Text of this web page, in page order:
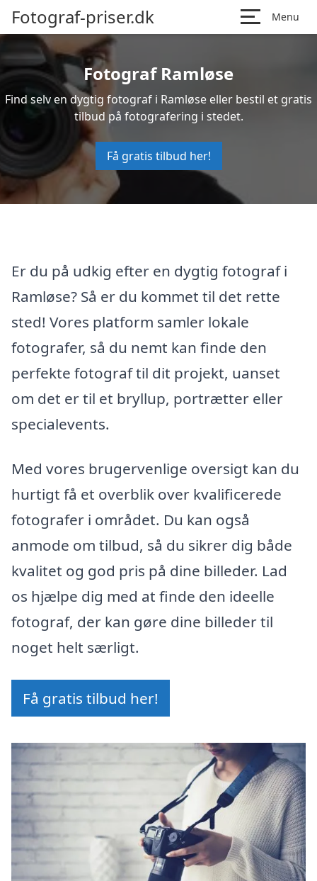
Fotograf-priser.dk Menu
Fotograf Ramløse
Find selv en dygtig fotograf i Ramløse eller bestil et gratis
tilbud på fotografering i stedet.
Få gratis tilbud her!
Er du på udkig efter en dygtig fotograf i
Ramløse? Så er du kommet til det rette
sted! Vores platform samler lokale
fotografer, så du nemt kan finde den
perfekte fotograf til dit projekt, uanset
om det er til et bryllup, portrætter eller
specialevents.
Med vores brugervenlige oversigt kan du
hurtigt få et overblik over kvalificerede
fotografer i området. Du kan også
anmode om tilbud, så du sikrer dig både
kvalitet og god pris på dine billeder. Lad
os hjælpe dig med at finde den ideelle
fotograf, der kan gøre dine billeder til
noget helt særligt.
Få gratis tilbud her!